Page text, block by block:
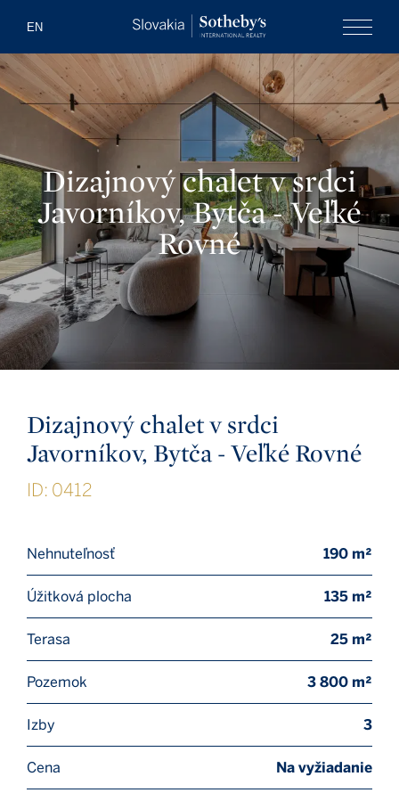
Slovakia
EN
Dizajnový chalet v srdci
Javorníkov, Bytča - Veľké
Rovné
Dizajnový chalet v srdci
Javorníkov, Bytča - Veľké Rovné
ID: 0412
Nehnuteľnosť 190 m²
Úžitková plocha 135 m²
Terasa 25 m²
Pozemok 3 800 m²
Izby 3
Cena Na vyžiadanie